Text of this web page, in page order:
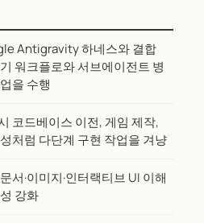
Antigravity 하네스와 결합
워크플로와 서브에이전트 병
을 수행
코드베이스 이전, 게임 제작,
처럼 다단계 구현 작업을 겨냥
서·이미지·인터랙티브 UI 이해
강화